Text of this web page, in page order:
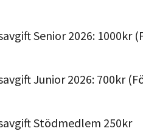
Senior 2026: 1000kr
Junior 2026: 700kr
Stödmedlem 250kr